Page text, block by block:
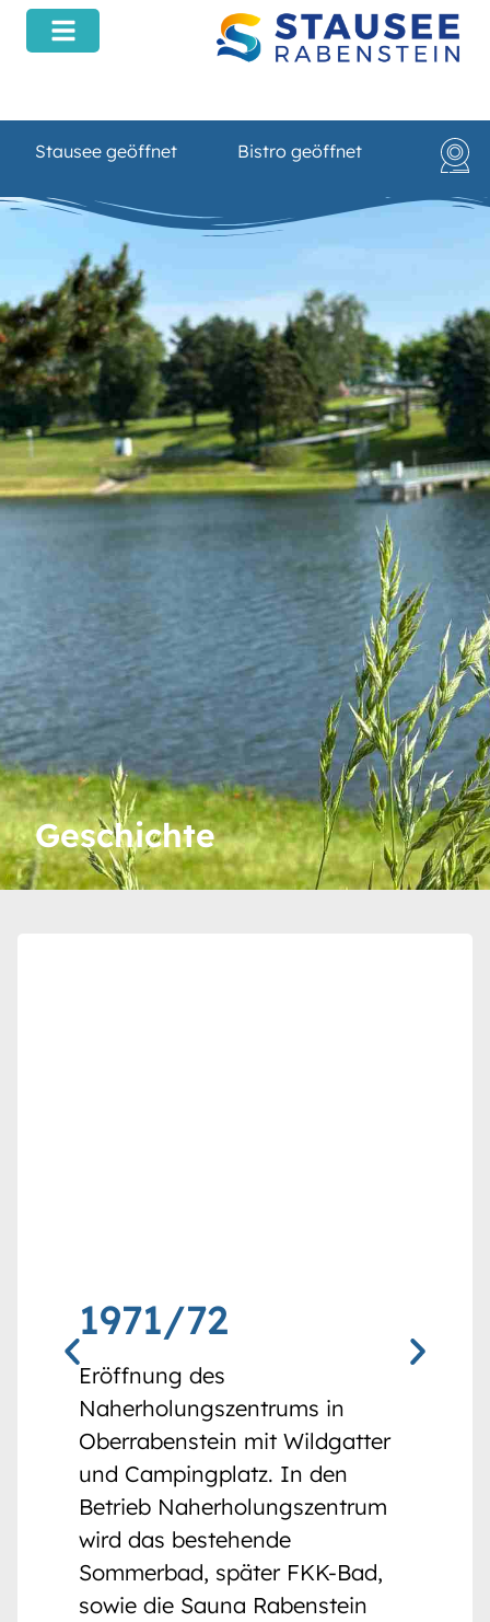
springen
Stausee geöffnet Bistro geöffnet
Geschichte
1971/72
Eröffnung des
Naherholungszentrums in
Oberrabenstein mit Wildgatter
und Campingplatz. In den
Betrieb Naherholungszentrum
wird das bestehende
Sommerbad, später FKK-Bad,
sowie die Sauna Rabenstein